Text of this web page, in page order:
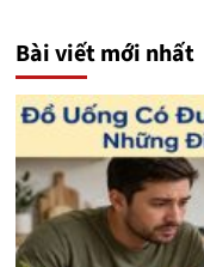
Bài viết mới nhất